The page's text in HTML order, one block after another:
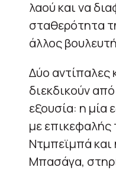
λαού και να
σταθερότητα
άλλος
Δύο αντίπαλες
διεκδικούν
εξουσία: η μία
με επικεφαλής
Ντμπεϊμπά και
Μπασάγα,